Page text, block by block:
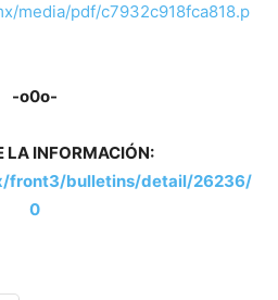
media/pdf/c7932c918fca818.p
-o0o-
LA INFORMACIÓN:
front3/bulletins/detail/26236/
0